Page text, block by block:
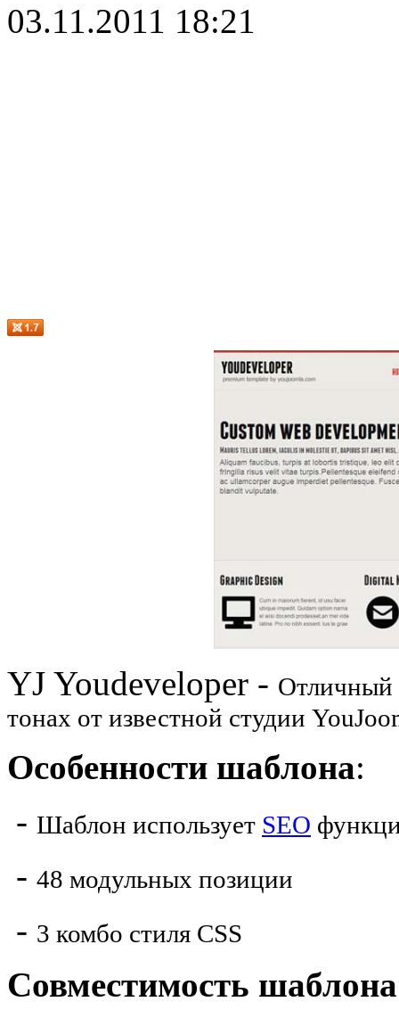
03.11.2011 18:21
YJ Youdeveloper - Отличный
тонах от известной студии
Особенности шаблона:
- Шаблон использует SEO
- 48 модульных позиции
- 3 комбо стиля CSS
Совместимость шаблона